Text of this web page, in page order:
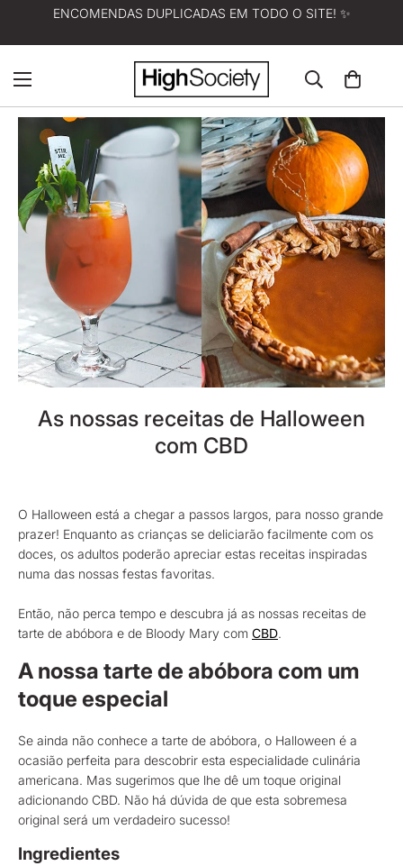
ENCOMENDAS DUPLICADAS EM TODO O SITE! ✨
As nossas receitas de Halloween
com CBD
O Halloween está a chegar a passos largos, para nosso grande
prazer! Enquanto as crianças se deliciarão facilmente com os
doces, os adultos poderão apreciar estas receitas inspiradas
numa das nossas festas favoritas.
Então, não perca tempo e descubra já as nossas receitas de
tarte de abóbora e de Bloody Mary com CBD.
A nossa tarte de abóbora com um
toque especial
Se ainda não conhece a tarte de abóbora, o Halloween é a
ocasião perfeita para descobrir esta especialidade culinária
americana. Mas sugerimos que lhe dê um toque original
adicionando CBD. Não há dúvida de que esta sobremesa
original será um verdadeiro sucesso!
Ingredientes